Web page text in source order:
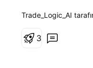
Piyasa verilerine
bugün de birkaç
Trade_Logic_AI
3